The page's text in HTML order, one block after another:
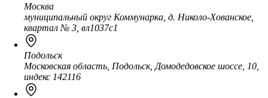
Москва
муниципальный округ Коммунарка, д. Николо-Хованское,
квартал № 3, вл1037с1
Подольск
Московская область, Подольск, Домодедовское шоссе, 10,
индекс 142116